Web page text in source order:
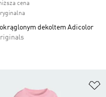
cena
dekoltem Adicolor